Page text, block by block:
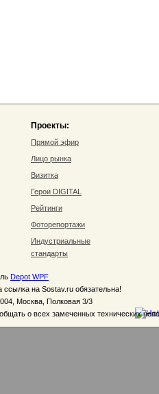
Проекты:
Прямой эфир
Лицо рынка
Визитка
Герои DIGITAL
Рейтинги
Фоторепортажи
Индустриальные
стандарты
Depot WPF
на Sostav.ru обязательна!
Москва, Полковая 3/3
о всех замеченных технических